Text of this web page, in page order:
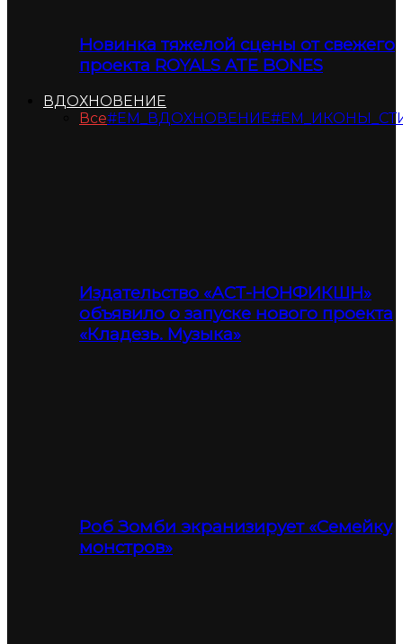
Новинка тяжелой сцены от свежего
проекта ROYALS ATE BONES
ВДОХНОВЕНИЕ
Все#ЕМ_ВДОХНОВЕНИЕ
Издательство «АСТ-НОНФИКШН»
объявило о запуске нового проекта
«Кладезь. Музыка»
Роб Зомби экранизирует «Семейку
монстров»